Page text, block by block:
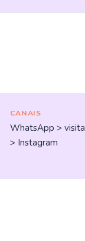
CANAIS
WhatsApp > visita
> Instagram